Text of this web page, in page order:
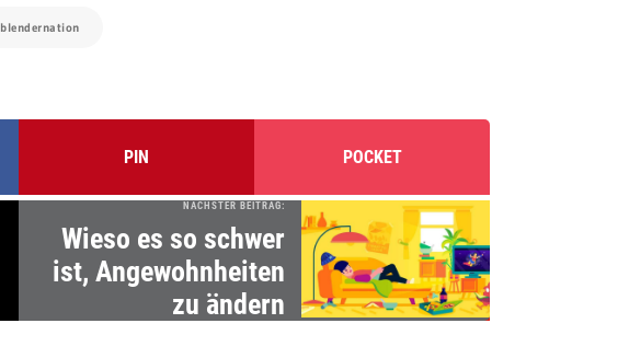
blendernation
PIN POCKET
NÄCHSTER BEITRAG:
Wieso es so schwer
ist, Angewohnheiten
zu ändern